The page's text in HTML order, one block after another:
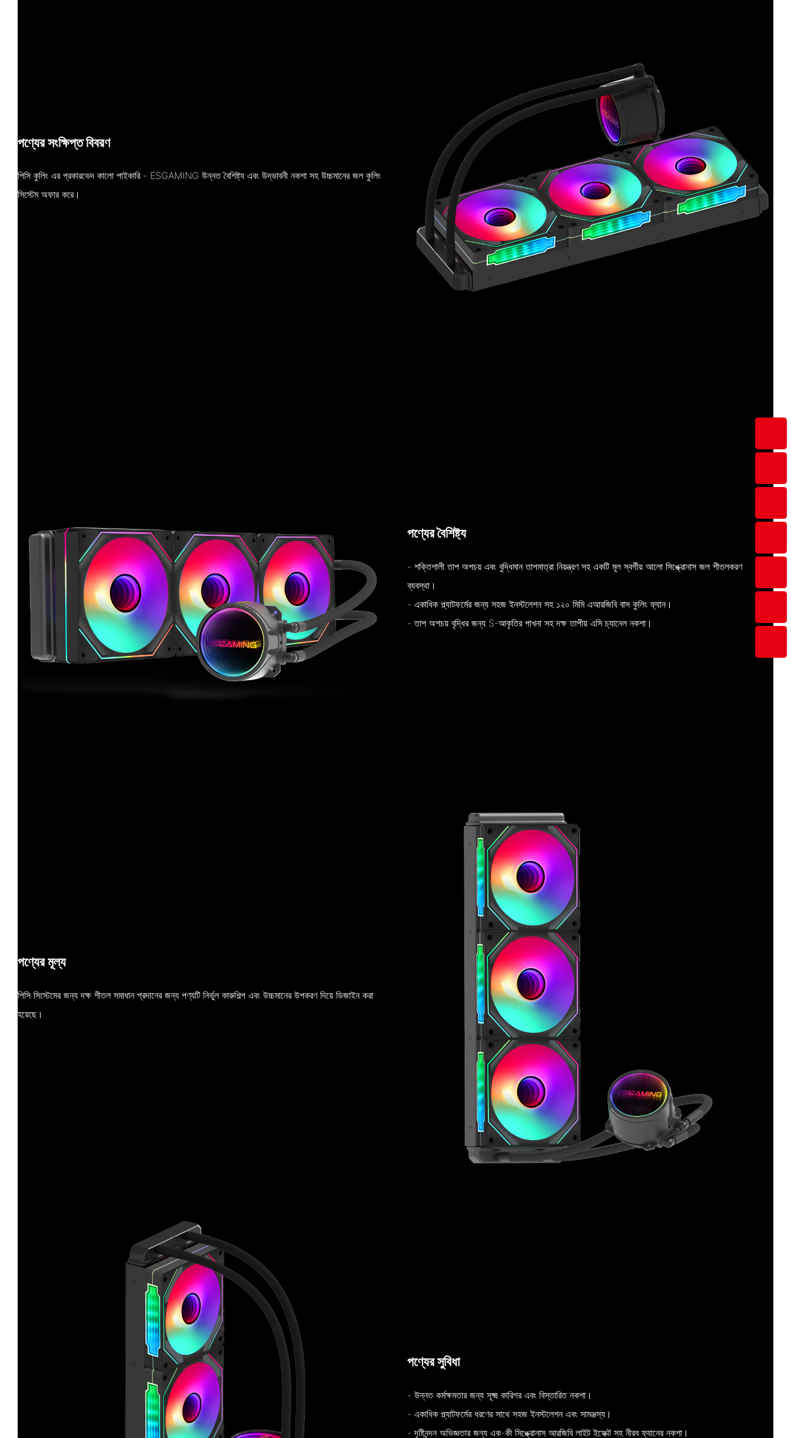
পণ্যের সংক্ষিপ্ত বিবরণ
পিসি কুলিং এর প্রকারভেদ কালো পাইকারি - ESGAMING উন্নত বৈশিষ্ট্য এবং উদ্ভাবনী নকশা সহ উচ্চমানের জল কুলিং
সিস্টেম অফার করে।
পণ্যের বৈশিষ্ট্য
- শক্তিশালী তাপ অপচয় এবং বুদ্ধিমান তাপমাত্রা নিয়ন্ত্রণ সহ একটি মূল স্বর্গীয় আলো সিঙ্ক্রোনাস জল শীতলকরণ
ব্যবস্থা।
- একাধিক প্ল্যাটফর্মের জন্য সহজ ইনস্টলেশন সহ ১২০ মিমি এআরজিবি বাস কুলিং ফ্যান।
- তাপ অপচয় বৃদ্ধির জন্য S-আকৃতির পাখনা সহ দক্ষ তাপীয় এসি চ্যানেল নকশা।
পণ্যের মূল্য
পিসি সিস্টেমের জন্য দক্ষ শীতল সমাধান প্রদানের জন্য পণ্যটি নির্ভুল কারুশিল্প এবং উচ্চমানের উপকরণ দিয়ে ডিজাইন করা
হয়েছে।
পণ্যের সুবিধা
- উন্নত কর্মক্ষমতার জন্য সূক্ষ্ম কারিগর এবং বিস্তারিত নকশা।
- একাধিক প্ল্যাটফর্মের ধরণের সাথে সহজ ইনস্টলেশন এবং সামঞ্জস্য।
- দৃষ্টিনন্দন অভিজ্ঞতার জন্য এক-কী সিঙ্ক্রোনাস আরজিবি লাইট ইফেক্ট সহ নীরব ফ্যানের নকশা।